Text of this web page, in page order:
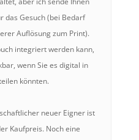
das Gesuch (bei Bedarf
Auflösung zum Print).
integriert werden kann,
wenn Sie es digital in
könnten.
neuer Eigner ist
Kaufpreis. Noch eine